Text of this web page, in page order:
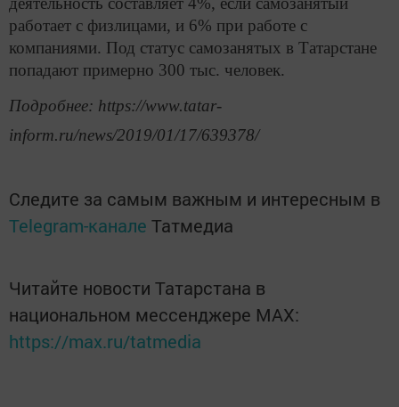
работает с физлицами, и 6% при работе с
компаниями. Под статус самозанятых в Татарстане
попадают примерно 300 тыс. человек.
Подробнее: https://www.tatar-
inform.ru/news/2019/01/17/639378/
Следите за самым важным и интересным в
Telegram-канале Татмедиа
Читайте новости Татарстана в
национальном мессенджере MАХ:
https://max.ru/tatmedia